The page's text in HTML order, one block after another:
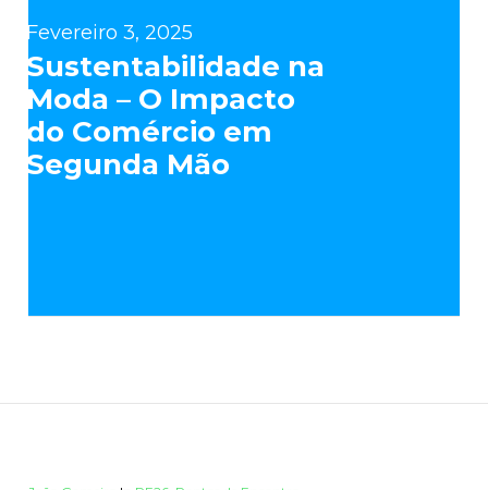
Fevereiro 3, 2025
Sustentabilidade na
Moda – O Impacto
do Comércio em
Segunda Mão